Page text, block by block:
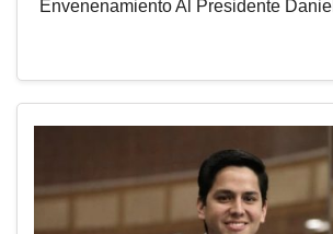
Envenenamiento Al Presidente Daniel